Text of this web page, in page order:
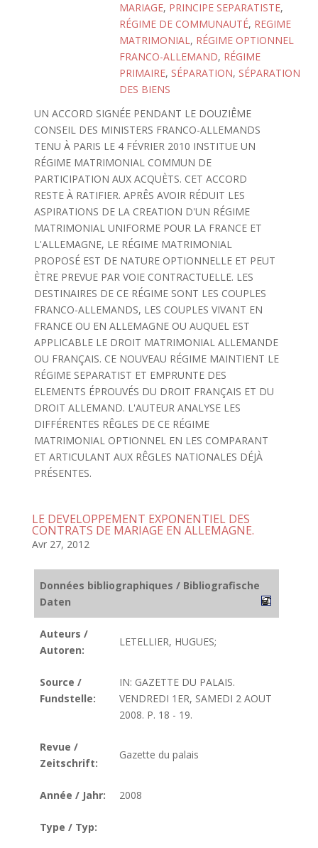
MARIAGE, PRINCIPE SEPARATISTE,
RÉGIME DE COMMUNAUTÉ, REGIME
MATRIMONIAL, RÉGIME OPTIONNEL
FRANCO-ALLEMAND, RÉGIME
PRIMAIRE, SÉPARATION, SÉPARATION
DES BIENS
UN ACCORD SIGNÉE PENDANT LE DOUZIÊME
CONSEIL DES MINISTERS FRANCO-ALLEMANDS
TENU À PARIS LE 4 FÉVRIER 2010 INSTITUE UN
RÉGIME MATRIMONIAL COMMUN DE
PARTICIPATION AUX ACQUÈTS. CET ACCORD
RESTE À RATIFIER. APRÊS AVOIR RÉDUIT LES
ASPIRATIONS DE LA CREATION D'UN RÉGIME
MATRIMONIAL UNIFORME POUR LA FRANCE ET
L'ALLEMAGNE, LE RÉGIME MATRIMONIAL
PROPOSÉ EST DE NATURE OPTIONNELLE ET PEUT
ÈTRE PREVUE PAR VOIE CONTRACTUELLE. LES
DESTINAIRES DE CE RÉGIME SONT LES COUPLES
FRANCO-ALLEMANDS, LES COUPLES VIVANT EN
FRANCE OU EN ALLEMAGNE OU AUQUEL EST
APPLICABLE LE DROIT MATRIMONIAL ALLEMANDE
OU FRANÇAIS. CE NOUVEAU RÉGIME MAINTIENT LE
RÉGIME SEPARATIST ET EMPRUNTE DES
ELEMENTS ÉPROUVÉS DU DROIT FRANÇAIS ET DU
DROIT ALLEMAND. L'AUTEUR ANALYSE LES
DIFFÉRENTES RÊGLES DE CE RÉGIME
MATRIMONIAL OPTIONNEL EN LES COMPARANT
ET ARTICULANT AUX RÊGLES NATIONALES DÉJÀ
PRÉSENTES.
LE DEVELOPPEMENT EXPONENTIEL DES
CONTRATS DE MARIAGE EN ALLEMAGNE.
Avr 27, 2012
Données bibliographiques / Bibliografische
Daten
Auteurs /
Autoren:
LETELLIER, HUGUES;
Source /
Fundstelle:
IN: GAZETTE DU PALAIS.
VENDREDI 1ER, SAMEDI 2 AOUT
2008. P. 18 - 19.
Revue /
Zeitschrift:
Gazette du palais
Année / Jahr: 2008
Type / Typ: